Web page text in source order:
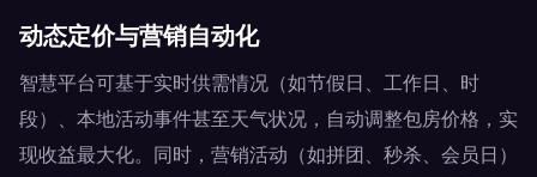
动态定价与营销自动化
智慧平台可基于实时供需情况（如节假日、工作日、时
段）、本地活动事件甚至天气状况，自动调整包房价格，实
现收益最大化。同时，营销活动（如拼团、秒杀、会员日）